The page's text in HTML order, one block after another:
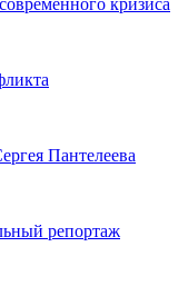
кризиса
Пантелеева
репортаж